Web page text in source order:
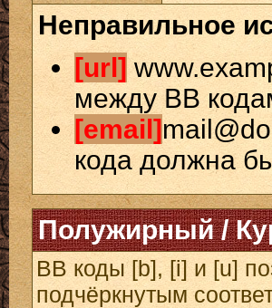
Неправильное
[url]
между BB
[email]
кода должна
Полужирный /
BB коды [b], [i] и [u]
подчёркнутым